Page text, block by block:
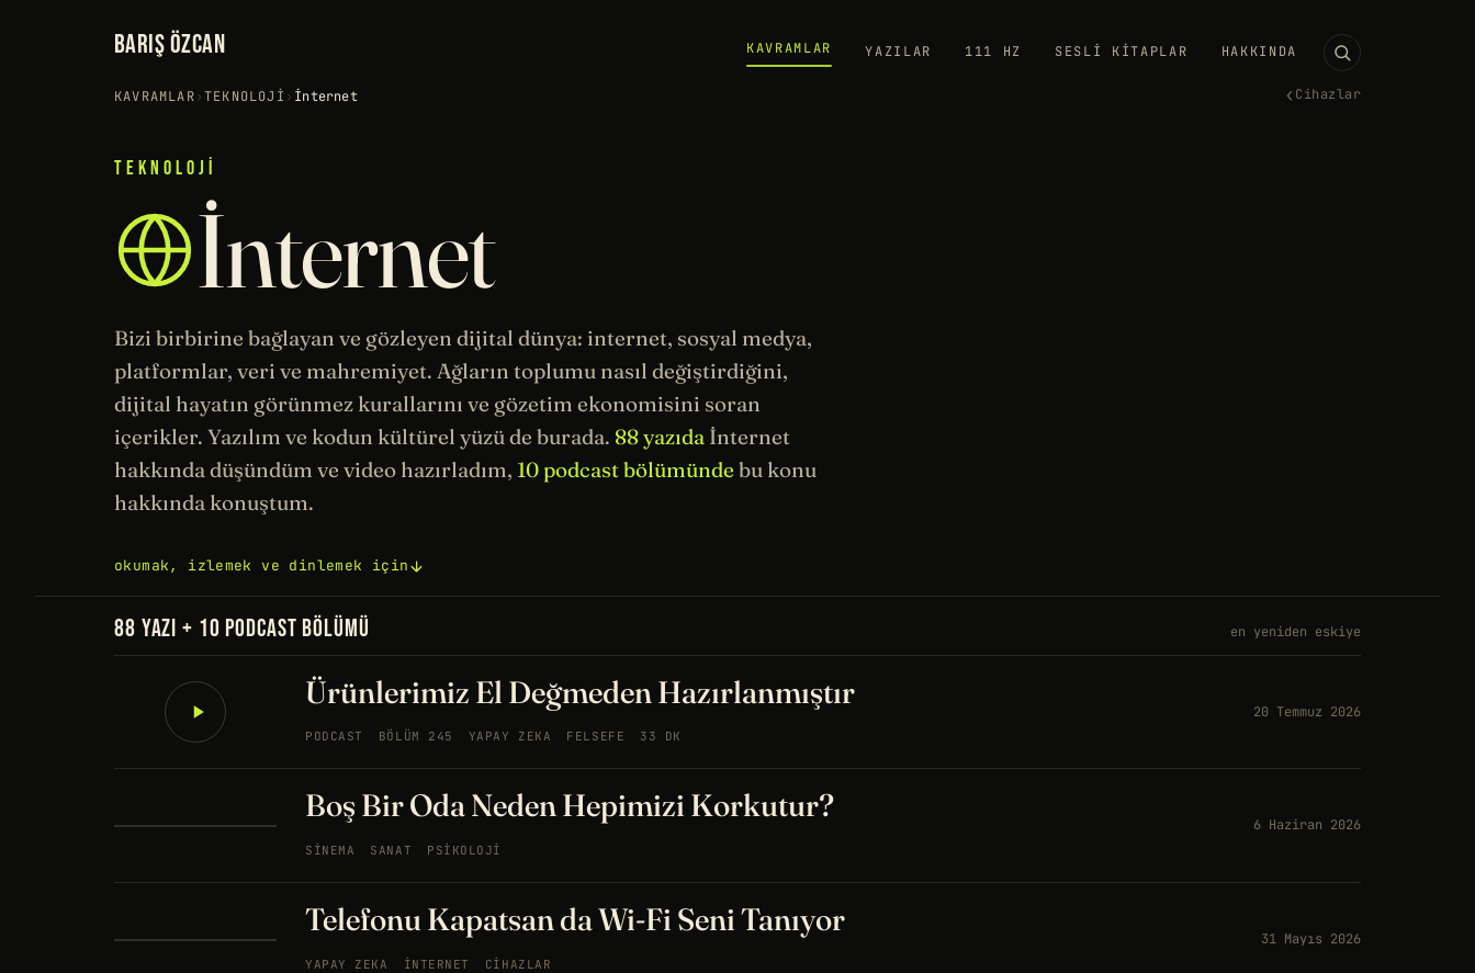
BARIŞ ÖZCAN KAVRAMLAR YAZILAR 111 HZ SESLI KITAPLAR HAKKINDA
KAVRAMLAR›TEKNOLOJI › İnternet ‹Cihazlar
TEKNOLOJI
İnternet
Bizi birbirine bağlayan ve gözleyen dijital dünya: internet, sosyal medya,
platformlar, veri ve mahremiyet. Ağların toplumu nasıl değiştirdiğini,
dijital hayatın görünmez kurallarını ve gözetim ekonomisini soran
içerikler. Yazılım ve kodun kültürel yüzü de burada. 88 yazıda İnternet
hakkında düşündüm ve video hazırladım, 10 podcast bölümünde bu konu
hakkında konuştum.
okumak, izlemek ve dinlemek için
88 YAZI + 10 PODCAST BÖLÜMÜ en yeniden eskiye
Ürünlerimiz El Değmeden Hazırlanmıştır
PODCAST BÖLÜM 245 YAPAY ZEKA FELSEFE 33 DK
20 Temmuz 2026
Boş Bir Oda Neden Hepimizi Korkutur?
SINEMA SANAT PSIKOLOJI
6 Haziran 2026
Telefonu Kapatsan da Wi-Fi Seni Tanıyor
YAPAY ZEKA İNTERNET CIHAZLAR
31 Mayıs 2026